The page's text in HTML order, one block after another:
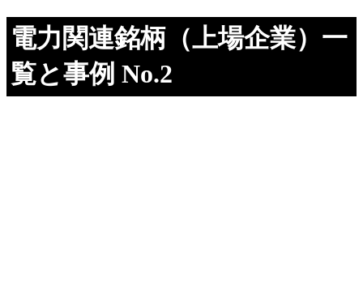
電力関連銘柄（上場企業）一
覧と事例 No.2